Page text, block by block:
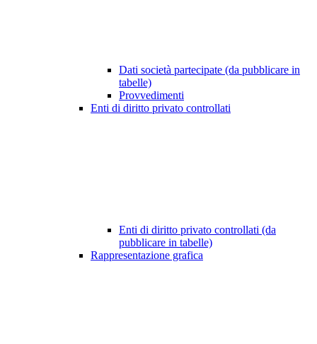
Dati società partecipate (da pubblicare in
tabelle)
Provvedimenti
Enti di diritto privato controllati
Enti di diritto privato controllati (da
pubblicare in tabelle)
Rappresentazione grafica